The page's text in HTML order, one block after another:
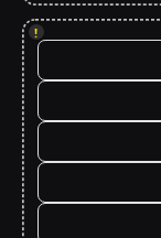
!